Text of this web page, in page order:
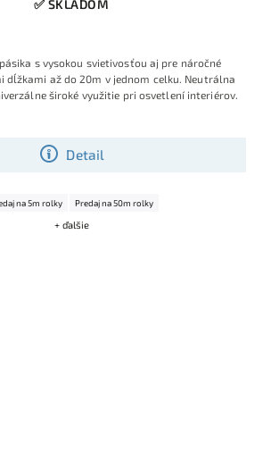
✅ SKLADOM
Detail
s vysokou svietivosťou aj pre náročné
dĺžkami až do 20m v jednom celku. Neutrálna
široké využitie pri osvetlení interiérov.
na 5m rolky Predaj na 50m rolky
+ ďalšie